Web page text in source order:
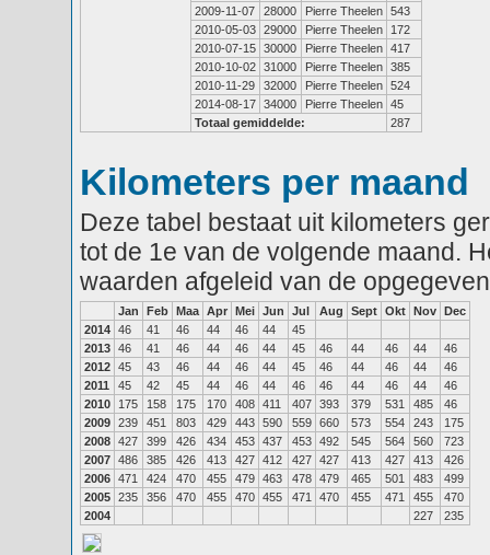
2009-11-07
28000 Pierre Theelen 543
2010-05-03 29000 Pierre Theelen
172
2010-07-15 30000 Pierre Theelen 417
2010-10-02 31000 Pierre Theelen 385
2010-11-29
32000 Pierre Theelen 524
2014-08-17 34000 Pierre Theelen 45
Totaal gemiddelde:
287
Kilometers per maand
Deze tabel bestaat uit kilometers
tot de 1e van de volgende maand.
waarden afgeleid van de
Jan Feb Maa Apr Mei Jun Jul Aug Sept Okt Nov Dec
2014 46 41 46 44 46 44
45
2013 46 41 46 44 46 44 45 46 44 46 44
46
2012 45 43 46 44 46 44 45 46 44 46 44
46
2011
45 42 45 44 46 44 46 46 44 46 44
46
2010
175 158 175 170 408 411 407 393 379 531 485
46
2009 239 451 803 429 443 590 559 660 573 554 243
175
2008 427 399 426 434 453 437 453 492 545 564 560
723
2007 486 385 426 413 427 412 427 427 413 427 413
426
2006 471 424 470 455 479 463 478 479 465 501 483
499
2005 235 356 470 455 470 455 471 470 455 471 455
470
2004
227 235